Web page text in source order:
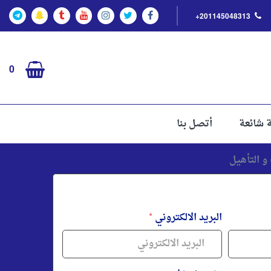
+201145048313
0
شائعة أتصل بنا
البريد الالكتروني*